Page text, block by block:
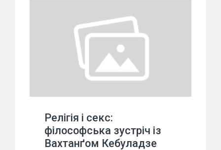
Релігія і секс:
філософська зустріч із
Вахтанґом Кебуладзе